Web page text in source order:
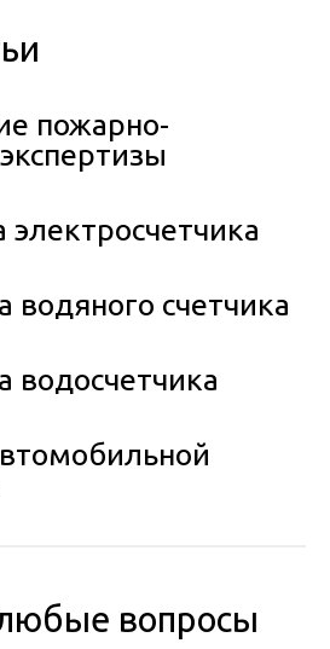
пожарно-
электросчетчика
водяного счетчика
водосчетчика
вопросы